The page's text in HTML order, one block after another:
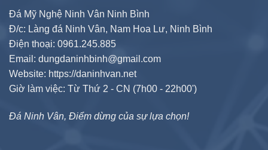
Đá Mỹ Nghệ Ninh Vân Ninh Bình
Đ/c: Làng đá Ninh Vân, Nam Hoa Lư, Ninh Bình
Điện thoại: 0961.245.885
Email: dungdaninhbinh@gmail.com
Website: https://daninhvan.net
Giờ làm việc: Từ Thứ 2 - CN (7h00 - 22h00')
Đá Ninh Vân, Điểm dừng của sự lựa chọn!